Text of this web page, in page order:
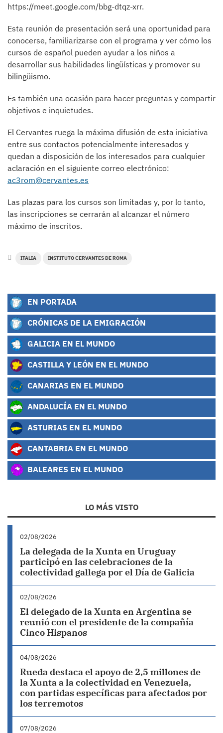
https://meet.google.com/bbg-dtqz-xrr.
Esta reunión de presentación será una oportunidad para
conocerse, familiarizarse con el programa y ver cómo los
cursos de español pueden ayudar a los niños a
desarrollar sus habilidades lingüísticas y promover su
bilingüismo.
Es también una ocasión para hacer preguntas y compartir
objetivos e inquietudes.
El Cervantes ruega la máxima difusión de esta iniciativa
entre sus contactos potencialmente interesados y
quedan a disposición de los interesados para cualquier
aclaración en el siguiente correo electrónico:
ac3rom@cervantes.es
Las plazas para los cursos son limitadas y, por lo tanto,
las inscripciones se cerrarán al alcanzar el número
máximo de inscritos.
ITALIA INSTITUTO CERVANTES DE ROMA
EN PORTADA
CRÓNICAS DE LA EMIGRACIÓN
GALICIA EN EL MUNDO
CASTILLA Y LEÓN EN EL MUNDO
CANARIAS EN EL MUNDO
ANDALUCÍA EN EL MUNDO
ASTURIAS EN EL MUNDO
CANTABRIA EN EL MUNDO
BALEARES EN EL MUNDO
LO MÁS VISTO
02/08/2026
La delegada de la Xunta en Uruguay
participó en las celebraciones de la
colectividad gallega por el Día de Galicia
02/08/2026
El delegado de la Xunta en Argentina se
reunió con el presidente de la compañía
Cinco Hispanos
04/08/2026
Rueda destaca el apoyo de 2,5 millones de
la Xunta a la colectividad en Venezuela,
con partidas específicas para afectados por
los terremotos
07/08/2026